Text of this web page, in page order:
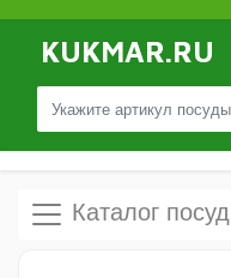
KUKMAR.RU
Каталог